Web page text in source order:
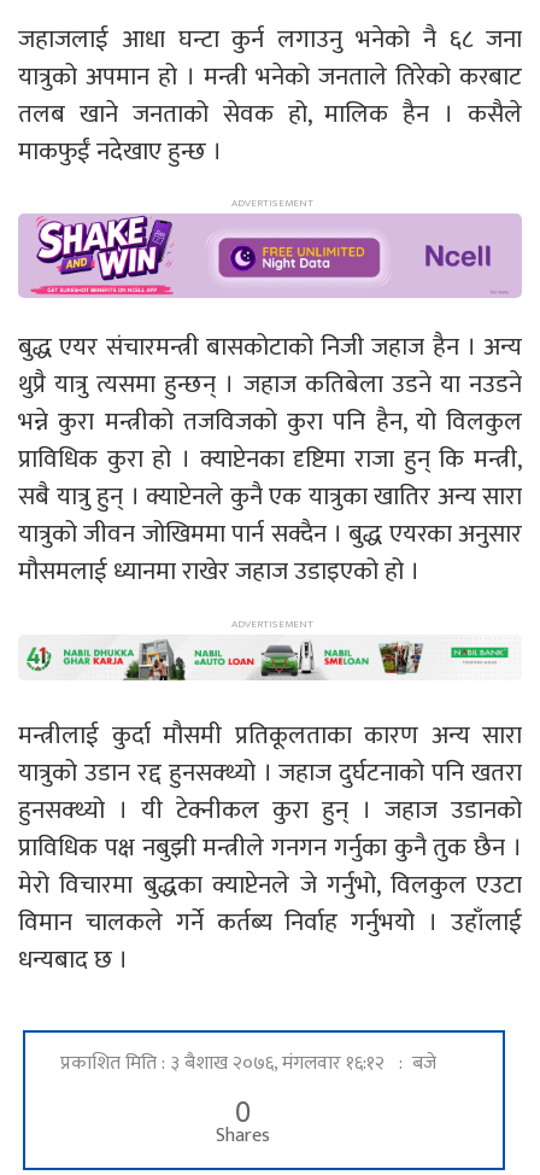
जहाजलाई आधा घन्टा कुर्न लगाउनु भनेको नै ६८ जना
यात्रुको अपमान हो । मन्त्री भनेको जनताले तिरेको करबाट
तलब खाने जनताको सेवक हो, मालिक हैन । कसैले
माकफुईं नदेखाए हुन्छ ।
बुद्ध एयर संचारमन्त्री बासकोटाको निजी जहाज हैन । अन्य
थुप्रै यात्रु त्यसमा हुन्छन् । जहाज कतिबेला उडने या नउडने
भन्ने कुरा मन्त्रीको तजविजको कुरा पनि हैन, यो विलकुल
प्राविधिक कुरा हो । क्याप्टेनका दृष्टिमा राजा हुन् कि मन्त्री,
सबै यात्रु हुन् । क्याप्टेनले कुनै एक यात्रुका खातिर अन्य सारा
यात्रुको जीवन जोखिममा पार्न सक्दैन । बुद्ध एयरका अनुसार
मौसमलाई ध्यानमा राखेर जहाज उडाइएको हो ।
मन्त्रीलाई कुर्दा मौसमी प्रतिकूलताका कारण अन्य सारा
यात्रुको उडान रद्द हुनसक्थ्यो । जहाज दुर्घटनाको पनि खतरा
हुनसक्थ्यो । यी टेक्नीकल कुरा हुन् । जहाज उडानको
प्राविधिक पक्ष नबुझी मन्त्रीले गनगन गर्नुका कुनै तुक छैन ।
मेरो विचारमा बुद्धका क्याप्टेनले जे गर्नुभो, विलकुल एउटा
विमान चालकले गर्ने कर्तब्य निर्वाह गर्नुभयो । उहाँलाई
धन्यबाद छ ।
प्रकाशित मिति : ३ बैशाख २०७६, मंगलवार १६:१२ : बजे
0
Shares